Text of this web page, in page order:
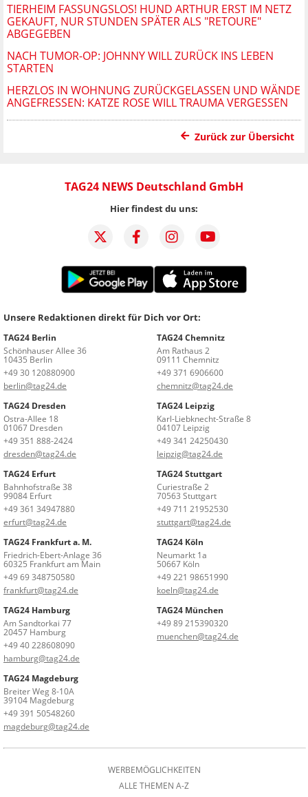
TIERHEIM FASSUNGSLOS! HUND ARTHUR ERST IM NETZ
GEKAUFT, NUR STUNDEN SPÄTER ALS "RETOURE"
ABGEGEBEN
NACH TUMOR-OP: JOHNNY WILL ZURÜCK INS LEBEN
STARTEN
HERZLOS IN WOHNUNG ZURÜCKGELASSEN UND WÄNDE
ANGEFRESSEN: KATZE ROSE WILL TRAUMA VERGESSEN
Zurück zur Übersicht
TAG24 NEWS Deutschland GmbH
Hier findest du uns:
Unsere Redaktionen direkt für Dich vor Ort:
TAG24 Berlin
Schönhauser Allee 36
10435 Berlin
+49 30 120880900
berlin@tag24.de
TAG24 Chemnitz
Am Rathaus 2
09111 Chemnitz
+49 371 6906600
chemnitz@tag24.de
TAG24 Dresden
Ostra-Allee 18
01067 Dresden
+49 351 888-2424
dresden@tag24.de
TAG24 Leipzig
Karl-Liebknecht-Straße 8
04107 Leipzig
+49 341 24250430
leipzig@tag24.de
TAG24 Erfurt
Bahnhofstraße 38
99084 Erfurt
+49 361 34947880
erfurt@tag24.de
TAG24 Stuttgart
Curiestraße 2
70563 Stuttgart
+49 711 21952530
stuttgart@tag24.de
TAG24 Frankfurt a. M.
Friedrich-Ebert-Anlage 36
60325 Frankfurt am Main
+49 69 348750580
frankfurt@tag24.de
TAG24 Köln
Neumarkt 1a
50667 Köln
+49 221 98651990
koeln@tag24.de
TAG24 Hamburg
Am Sandtorkai 77
20457 Hamburg
+49 40 228608090
hamburg@tag24.de
TAG24 München
+49 89 215390320
muenchen@tag24.de
TAG24 Magdeburg
Breiter Weg 8-10A
39104 Magdeburg
+49 391 50548260
magdeburg@tag24.de
WERBEMÖGLICHKEITEN
ALLE THEMEN A-Z